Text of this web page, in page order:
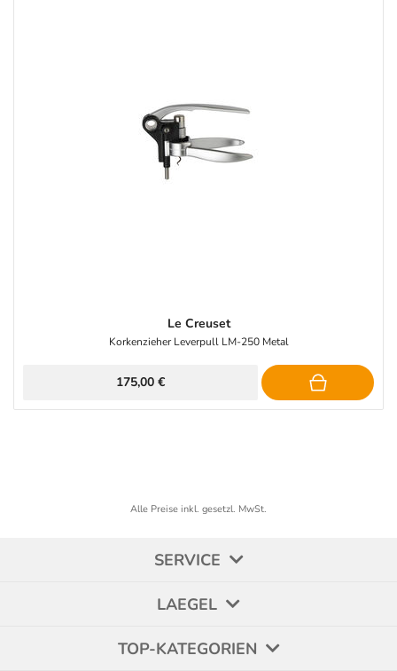
Le Creuset
Korkenzieher Leverpull LM-250 Metal
175,00 €
Alle Preise inkl. gesetzl. MwSt.
SERVICE
LAEGEL
TOP-KATEGORIEN